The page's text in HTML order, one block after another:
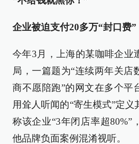
企业被迫支付20多万“封口费”
今年3月，上海的某咖啡企业
局，一篇题为“连续两年关店
商不愿陪跑”的网文在多个平
用耸人听闻的“寄生模式”定
称该企业“3年闭店率超80%”
他品牌负面案例混淆视听。